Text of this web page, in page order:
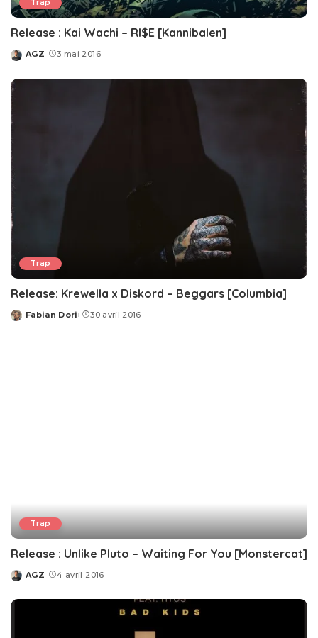
Trap
Release : Kai Wachi – RI$E [Kannibalen]
Posted
AGZ 3 mai 2016
Trap
Release: Krewella x Diskord – Beggars [Columbia]
Posted
Fabian Dori 30 avril 2016
Trap
Release : Unlike Pluto – Waiting For You [Monstercat]
Posted
AGZ 4 avril 2016